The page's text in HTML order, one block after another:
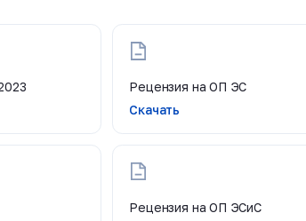
Рецензия на ОП ЭС
Скачать
Рецензия на ОП ЭСиС